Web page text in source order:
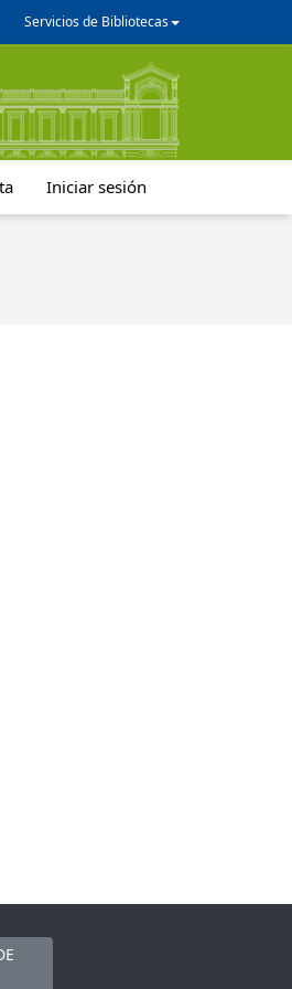
Servicios de Bibliotecas
Iniciar sesión